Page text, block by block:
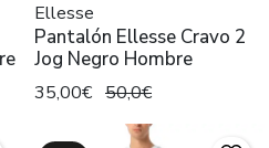
Ellesse
Pantalón Ellesse Cravo 2
Jog Negro Hombre
35,00€ 50,0€